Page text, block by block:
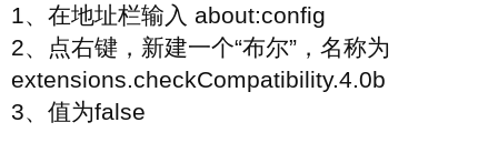
1、在地址栏输入 about:config
2、点右键，新建一个“布尔”，名称为
extensions.checkCompatibility.4.0b
3、值为false